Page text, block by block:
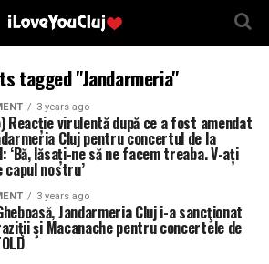
tagged "Jandarmeria"
3 years ago
Reacție virulentă după ce a fost amendat
Cluj pentru concertul de la
‘Bă, lăsați-ne să ne facem treaba. V-ați
capul nostru’
3 years ago
Jandarmeria Cluj i-a sancţionat
şi Macanache pentru concertele de